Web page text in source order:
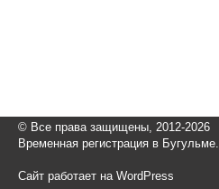
© Все права защищены, 2012-2026
Временная регистрация в Бугульме.
Сайт работает на WordPress